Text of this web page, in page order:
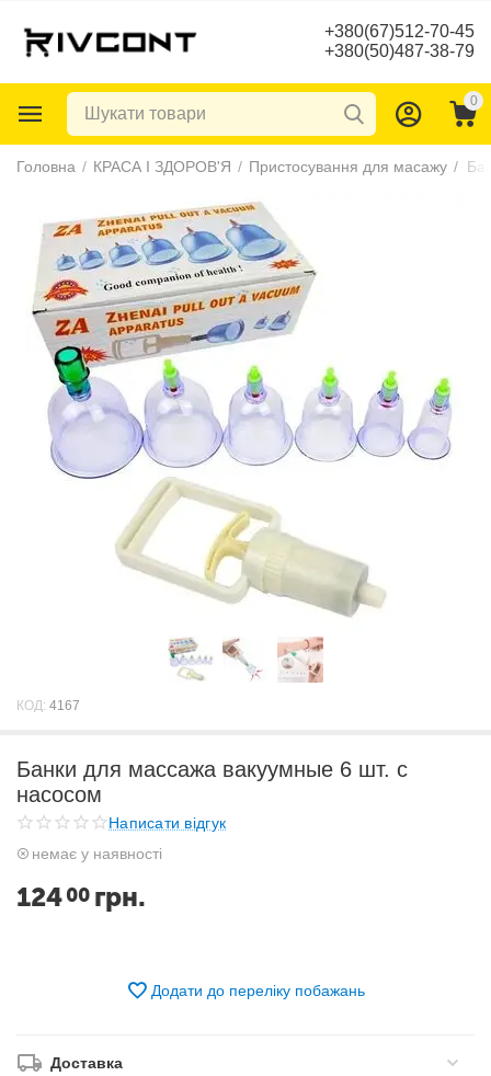
+380(67)512-70-45
+380(50)487-38-79
0
Головна / КРАСА І ЗДОРОВ'Я / Пристосування для масажу /
КОД: 4167
Банки для массажа вакуумные 6 шт. с
насосом
Написати відгук
немає у наявності
12400 грн.
Додати до переліку побажань
Доставка